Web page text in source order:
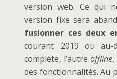
version web. Ce qui
version fixe sera
fusionner ces deux
courant 2019 ou au-
complète, l’autreoffline
des fonctionnalités. Au